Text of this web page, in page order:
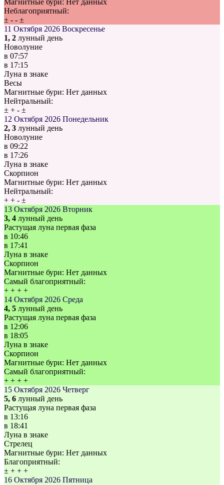
Неблагоприятный:
± - - ±
11 Октября 2026 Воскресенье
1, 2 лунный день
Новолуние
в 07:57
в 17:15
Луна в знаке
Весы
Магнитные бури: Нет данных
Нейтральный:
± + - ±
12 Октября 2026 Понедельник
2, 3 лунный день
Новолуние
в 09:22
в 17:26
Луна в знаке
Скорпион
Магнитные бури: Нет данных
Нейтральный:
+ + - ±
13 Октября 2026 Вторник
3, 4 лунный день
Растущая луна первая фаза
в 10:46
в 17:41
Луна в знаке
Скорпион
Магнитные бури: Нет данных
Самый благоприятный:
+ + + +
14 Октября 2026 Среда
4, 5 лунный день
Растущая луна первая фаза
в 12:06
в 18:05
Луна в знаке
Скорпион
Магнитные бури: Нет данных
Самый благоприятный:
+ + + +
15 Октября 2026 Четверг
5, 6 лунный день
Растущая луна первая фаза
в 13:16
в 18:41
Луна в знаке
Стрелец
Магнитные бури: Нет данных
Благоприятный:
± + + +
16 Октября 2026 Пятница